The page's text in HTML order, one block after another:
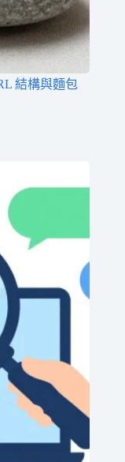
結構與麵包